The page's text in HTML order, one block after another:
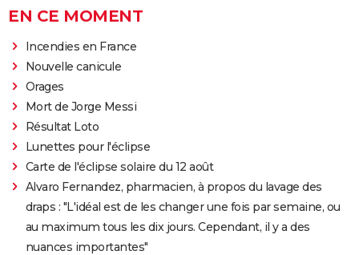
EN CE MOMENT
Incendies en France
Nouvelle canicule
Orages
Mort de Jorge Messi
Résultat Loto
Lunettes pour l'éclipse
Carte de l'éclipse solaire du 12 août
Alvaro Fernandez, pharmacien, à propos du lavage des
draps : "L'idéal est de les changer une fois par semaine, ou
au maximum tous les dix jours. Cependant, il y a des
nuances importantes"